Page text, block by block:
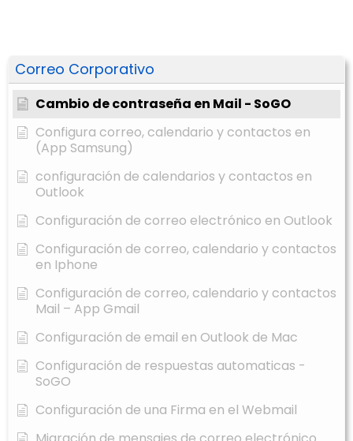
Correo Corporativo
Cambio de contraseña en Mail - SoGO
Configura correo, calendario y contactos en
(App Samsung)
configuración de calendarios y contactos en
Outlook
Configuración de correo electrónico en Outlook
Configuración de correo, calendario y contactos
en Iphone
Configuración de correo, calendario y contactos
Mail – App Gmail
Configuración de email en Outlook de Mac
Configuración de respuestas automaticas -
SoGO
Configuración de una Firma en el Webmail